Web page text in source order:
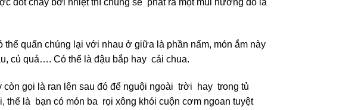
đốt cháy bởi nhiệt thì chúng sẽ phát ra một mùi hương đó là
quấn chúng lại với nhau ở giữa là phần nấm, món ắm này
củ quả…. Có thể là đậu bắp hay cải chua.
gọi là ran lên sau đó để nguội ngoài trời hay trong tủ
thế là bạn có món ba rọi xông khói cuộn cơm ngoan tuyệt